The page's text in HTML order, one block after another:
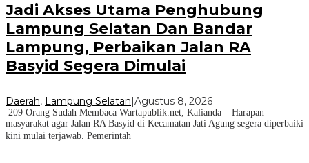
Jadi Akses Utama Penghubung
Lampung Selatan Dan Bandar
Lampung, Perbaikan Jalan RA
Basyid Segera Dimulai
Daerah, Lampung Selatan|Agustus 8, 2026
209 Orang Sudah Membaca Wartapublik.net, Kalianda – Harapan
masyarakat agar Jalan RA Basyid di Kecamatan Jati Agung segera diperbaiki
kini mulai terjawab. Pemerintah